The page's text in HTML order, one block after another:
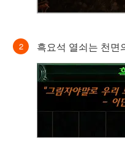
흑요석 열쇠는 천면